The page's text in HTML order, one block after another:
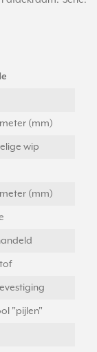
(mm)
wip
(mm)
"pijlen"